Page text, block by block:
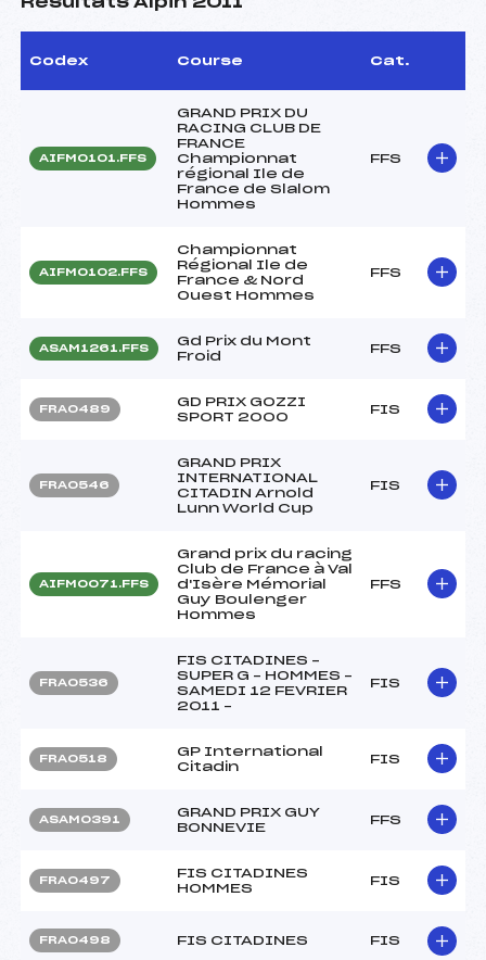
Codex Course Cat.
AIFM0101.FFS
GRAND PRIX DU
RACING CLUB DE
FRANCE
Championnat
régional Ile de
France de Slalom
Hommes
FFS
AIFM0102.FFS
Championnat
Régional Ile de
France & Nord
Ouest Hommes
FFS
ASAM1261.FFS
Gd Prix du Mont
Froid
FFS
FRA0489
GD PRIX GOZZI
SPORT 2000
FIS
FRA0546
GRAND PRIX
INTERNATIONAL
CITADIN Arnold
Lunn World Cup
FIS
AIFM0071.FFS
Grand prix du racing
Club de France à Val
d'Isère Mémorial
Guy Boulenger
Hommes
FFS
FRA0536
FIS CITADINES –
SUPER G – HOMMES –
SAMEDI 12 FEVRIER
2011 –
FIS
FRA0518
GP International
Citadin
FIS
ASAM0391
GRAND PRIX GUY
BONNEVIE
FFS
FRA0497
FIS CITADINES
HOMMES
FIS
FRA0498 FIS CITADINES FIS